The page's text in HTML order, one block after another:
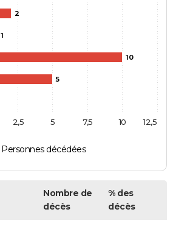
2
1
10
5
Personnes décédées
10
2,5 5 7,5 12,5
Nombre de
décès
% des
décès